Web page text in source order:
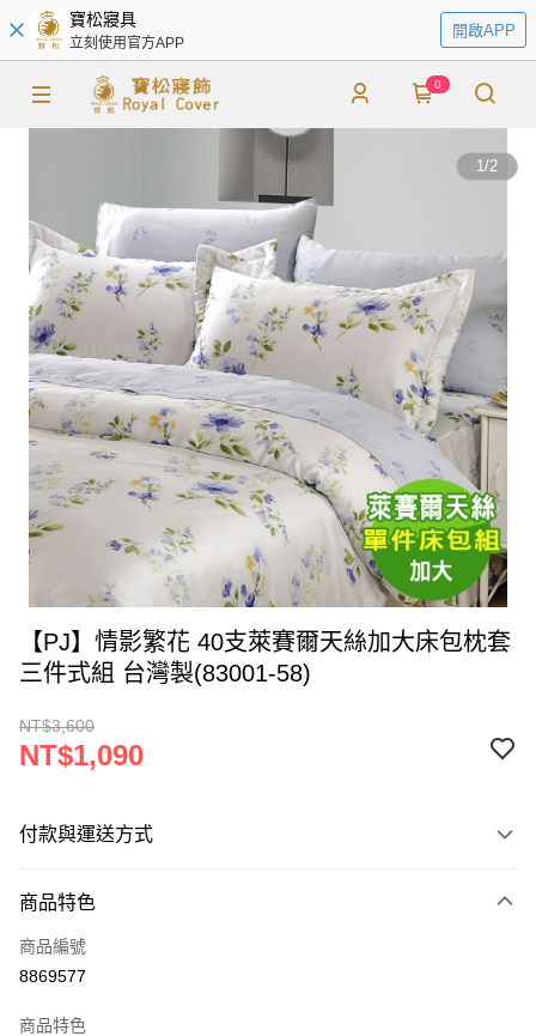
寶松寢具
立刻使用官方APP
開啟APP
0
1/2
【PJ】情影繁花 40支萊賽爾天絲加大床包枕套
三件式組 台灣製(83001-58)
NT$3,600
NT$1,090
付款與運送方式
信用卡一次付款
LINE Pay
商品特色
商品編號
8869577
商品特色